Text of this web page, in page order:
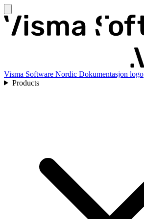
Visma Software Nordic Dokumentasjon logo
Products